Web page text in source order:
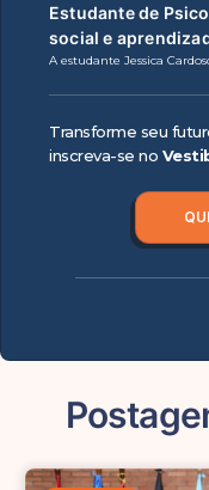
Estudante de
social e
A estudante Jessica
Transforme seu
inscreva-se no